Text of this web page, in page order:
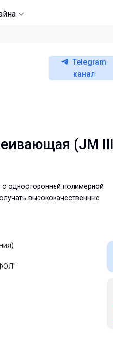
Telegram
канал
(JM
с односторонней полимерной
высококачественные